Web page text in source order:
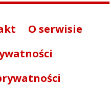
O serwisie